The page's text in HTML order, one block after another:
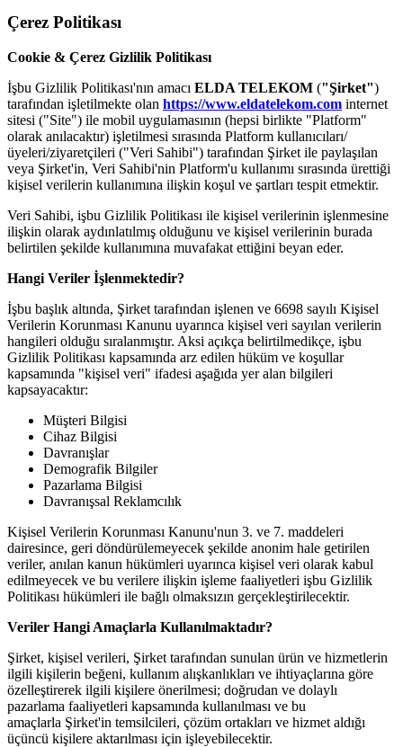
Çerez Politikası
Cookie & Çerez Gizlilik Politikası
İşbu Gizlilik Politikası'nın amacı ELDA TELEKOM ("Şirket")
tarafından işletilmekte olan https://www.eldatelekom.com internet
sitesi ("Site") ile mobil uygulamasının (hepsi birlikte "Platform"
olarak anılacaktır) işletilmesi sırasında Platform kullanıcıları/
üyeleri/ziyaretçileri ("Veri Sahibi") tarafından Şirket ile paylaşılan
veya Şirket'in, Veri Sahibi'nin Platform'u kullanımı sırasında ürettiği
kişisel verilerin kullanımına ilişkin koşul ve şartları tespit etmektir.
Veri Sahibi, işbu Gizlilik Politikası ile kişisel verilerinin işlenmesine
ilişkin olarak aydınlatılmış olduğunu ve kişisel verilerinin burada
belirtilen şekilde kullanımına muvafakat ettiğini beyan eder.
Hangi Veriler İşlenmektedir?
İşbu başlık altında, Şirket tarafından işlenen ve 6698 sayılı Kişisel
Verilerin Korunması Kanunu uyarınca kişisel veri sayılan verilerin
hangileri olduğu sıralanmıştır. Aksi açıkça belirtilmedikçe, işbu
Gizlilik Politikası kapsamında arz edilen hüküm ve koşullar
kapsamında "kişisel veri" ifadesi aşağıda yer alan bilgileri
kapsayacaktır:
Müşteri Bilgisi
Cihaz Bilgisi
Davranışlar
Demografik Bilgiler
Pazarlama Bilgisi
Davranışsal Reklamcılık
Kişisel Verilerin Korunması Kanunu'nun 3. ve 7. maddeleri
dairesince, geri döndürülemeyecek şekilde anonim hale getirilen
veriler, anılan kanun hükümleri uyarınca kişisel veri olarak kabul
edilmeyecek ve bu verilere ilişkin işleme faaliyetleri işbu Gizlilik
Politikası hükümleri ile bağlı olmaksızın gerçekleştirilecektir.
Veriler Hangi Amaçlarla Kullanılmaktadır?
Şirket, kişisel verileri, Şirket tarafından sunulan ürün ve hizmetlerin
ilgili kişilerin beğeni, kullanım alışkanlıkları ve ihtiyaçlarına göre
özelleştirerek ilgili kişilere önerilmesi; doğrudan ve dolaylı
pazarlama faaliyetleri kapsamında kullanılması ve bu
amaçlarla Şirket'in temsilcileri, çözüm ortakları ve hizmet aldığı
üçüncü kişilere aktarılması için işleyebilecektir.